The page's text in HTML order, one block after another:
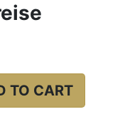
TO CART